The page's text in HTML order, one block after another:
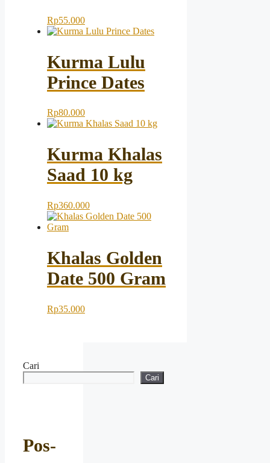
Rp55.000
Kurma Lulu
Prince Dates
Rp80.000
Kurma Khalas
Saad 10 kg
Rp360.000
Khalas Golden
Date 500 Gram
Rp35.000
Cari
Cari
Pos-